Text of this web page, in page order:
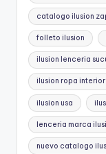
catalogo ilusion
folleto ilusion
ilusion lenceria
ilusion ropa
ilusion usa
lenceria marca
nuevo catalogo